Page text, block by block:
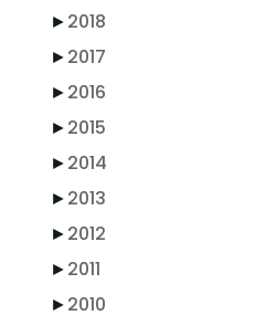
►2018
►2017
►2016
►2015
►2014
►2013
►2012
►2011
►2010